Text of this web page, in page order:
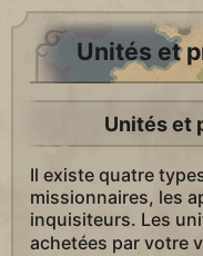
Unités et
Unités et
Il existe quatre
missionnaires, les
inquisiteurs. Les
achetées par votre